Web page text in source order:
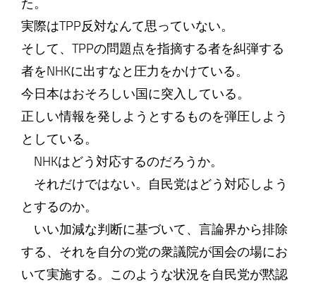
た。
実際はTPP反対なんて思っていない。
そして、TPPの問題点を指摘する者を糾弾する
者をNHKに出すなと圧力をかけている。
今日本はおそろしい国に突入している。
正しい情報を発しようとするものを弾圧しよう
としている。
NHKはどう対応するのだろうか。
それだけではない。自民党はどう対応しよう
とするのか。
いい加減な判断に基づいて、言論界から排除
する、それを自分の党の衆議院が国会の場にお
いて実施する。このような状況を自民党が黙認